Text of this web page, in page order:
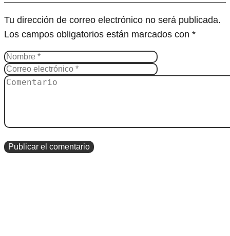
Tu dirección de correo electrónico no será publicada.
Los campos obligatorios están marcados con *